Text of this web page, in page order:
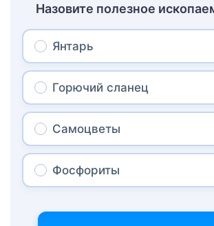
Назовите полезное
Янтарь
Горючий сланец
Самоцветы
Фосфориты